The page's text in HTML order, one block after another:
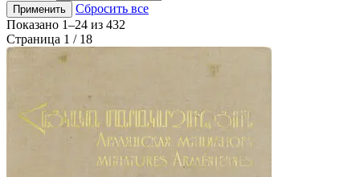
Применить
Сбросить все
Показано 1–24 из 432
Страница 1 / 18